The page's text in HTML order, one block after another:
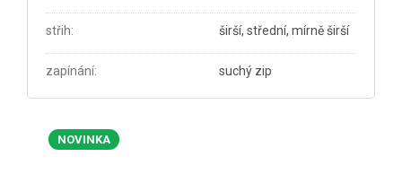
střih: širší, střední, mírně širší
zapínání: suchý zip
NOVINKA